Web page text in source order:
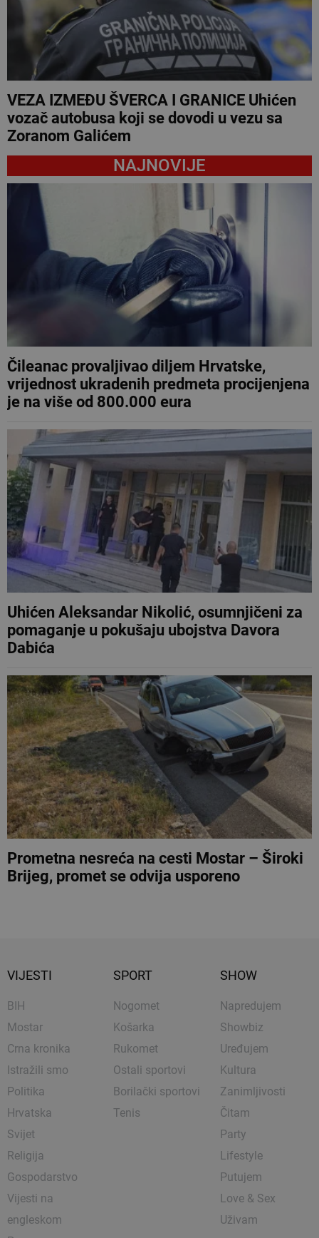
VEZA IZMEĐU ŠVERCA I GRANICE Uhićen
vozač autobusa koji se dovodi u vezu sa
Zoranom Galićem
NAJNOVIJE
Čileanac provaljivao diljem Hrvatske,
vrijednost ukradenih predmeta procijenjena
je na više od 800.000 eura
Uhićen Aleksandar Nikolić, osumnjičeni za
pomaganje u pokušaju ubojstva Davora
Dabića
Prometna nesreća na cesti Mostar – Široki
Brijeg, promet se odvija usporeno
VIJESTI
BIH
Mostar
Crna kronika
Istražili smo
Politika
Hrvatska
Svijet
Religija
Gospodarstvo
Vijesti na
engleskom
SPORT
Nogomet
Košarka
Rukomet
Ostali sportovi
Borilački sportovi
Tenis
SHOW
Napredujem
Showbiz
Uređujem
Kultura
Zanimljivosti
Čitam
Party
Lifestyle
Putujem
Love & Sex
Uživam